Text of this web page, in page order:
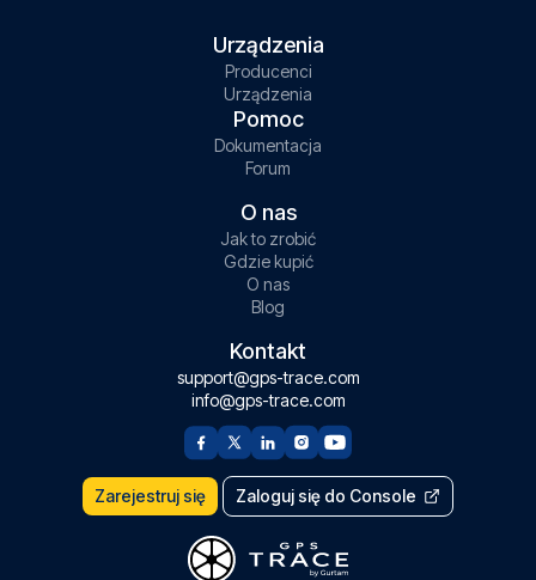
Urządzenia
Producenci
Urządzenia
Pomoc
Dokumentacja
Forum
O nas
Jak to zrobić
Gdzie kupić
O nas
Blog
Kontakt
support@gps-trace.com
info@gps-trace.com
Zarejestruj się Zaloguj się do Console